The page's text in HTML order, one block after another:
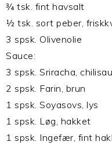
¾ tsk. fint havsalt
½ tsk. sort peber,
3 spsk. Olivenolie
Sauce:
3 spsk. Sriracha,
2 spsk. Farin, brun
1 spsk. Soyasovs, lys
1 spsk. Løg, hakket
1 spsk. Ingefær, fint